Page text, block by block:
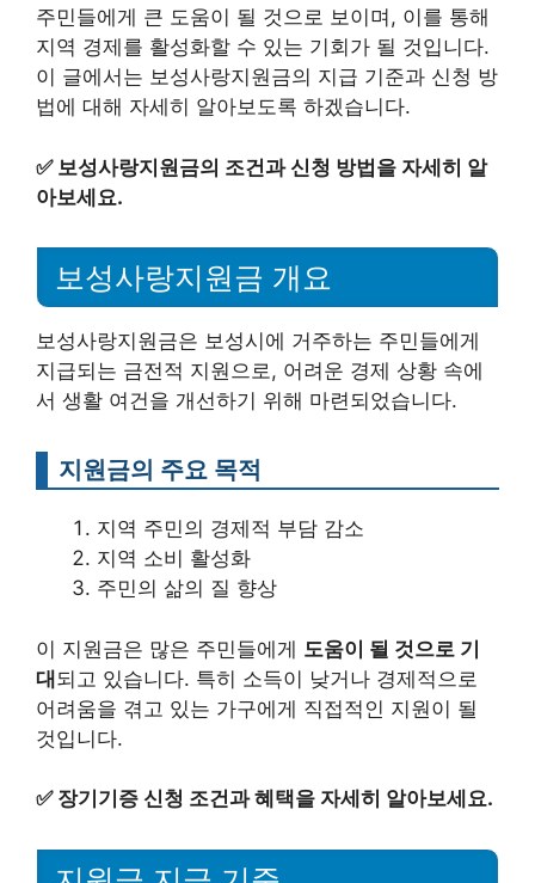
주민들에게 큰 도움이 될 것으로 보이며, 이를 통해
지역 경제를 활성화할 수 있는 기회가 될 것입니다.
이 글에서는 보성사랑지원금의 지급 기준과 신청 방
법에 대해 자세히 알아보도록 하겠습니다.
✅ 보성사랑지원금의 조건과 신청 방법을 자세히 알
아보세요.
보성사랑지원금 개요
보성사랑지원금은 보성시에 거주하는 주민들에게
지급되는 금전적 지원으로, 어려운 경제 상황 속에
서 생활 여건을 개선하기 위해 마련되었습니다.
지원금의 주요 목적
지역 주민의 경제적 부담 감소
지역 소비 활성화
주민의 삶의 질 향상
이 지원금은 많은 주민들에게 도움이 될 것으로 기
대되고 있습니다. 특히 소득이 낮거나 경제적으로
어려움을 겪고 있는 가구에게 직접적인 지원이 될
것입니다.
✅ 장기기증 신청 조건과 혜택을 자세히 알아보세요.